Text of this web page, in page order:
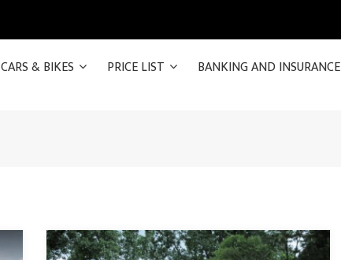
CARS & BIKES PRICE LIST BANKING AND INSURANCE